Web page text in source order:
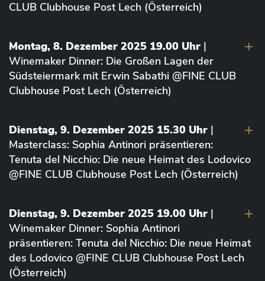
CLUB Clubhouse Post Lech (Österreich)
Montag, 8. Dezember 2025 19.00 Uhr |
Winemaker Dinner: Die Großen Lagen der
Südsteiermark mit Erwin Sabathi @FINE CLUB
Clubhouse Post Lech (Österreich)
Dienstag, 9. Dezember 2025 15.30 Uhr |
Masterclass: Sophia Antinori präsentieren:
Tenuta del Nicchio: Die neue Heimat des Lodovico
@FINE CLUB Clubhouse Post Lech (Österreich)
Dienstag, 9. Dezember 2025 19.00 Uhr |
Winemaker Dinner: Sophia Antinori
präsentieren: Tenuta del Nicchio: Die neue Heimat
des Lodovico @FINE CLUB Clubhouse Post Lech
(Österreich)